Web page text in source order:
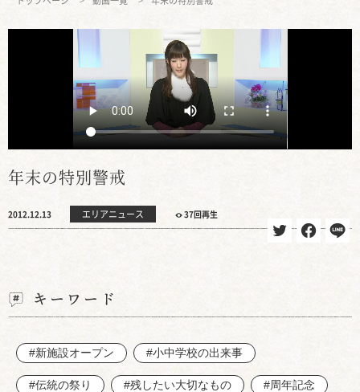
年末の特別警戒
2012.12.13 エリアニュース 37回再生
キーワード
#新施設オープン #小中学校の出来事
#伝統の祭り #残したい大切なもの #周年記念